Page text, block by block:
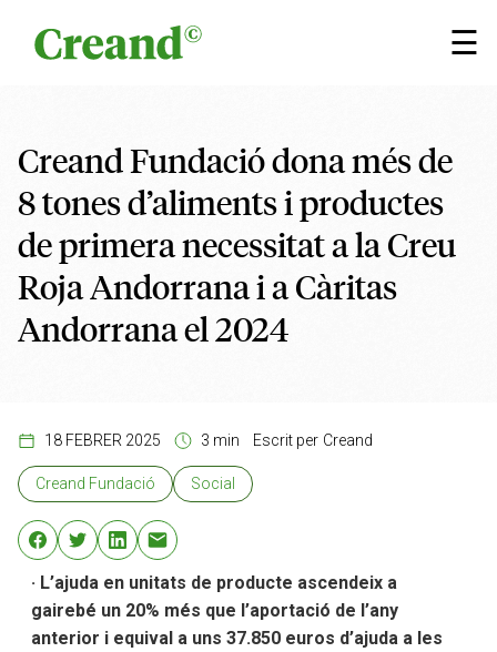
☰
×
Creand Fundació dona més de
8 tones d’aliments i productes
de primera necessitat a la Creu
Roja Andorrana i a Càritas
Andorrana el 2024
18 FEBRER 2025 3 min Escrit per Creand
Creand Fundació Social
· L’ajuda en unitats de producte ascendeix a
gairebé un 20% més que l’aportació de l’any
anterior i equival a uns 37.850 euros d’ajuda a les